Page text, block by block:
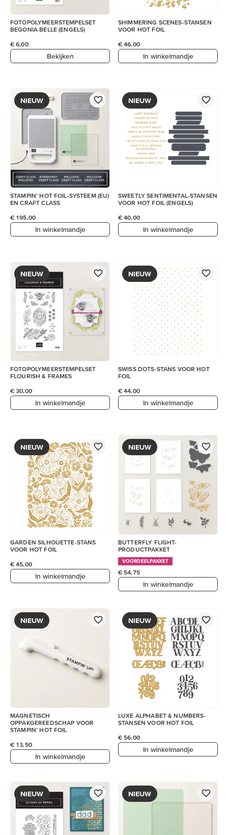
FOTOPOLYMEERSTEMPELSET
BEGONIA BELLE (ENGELS)
€ 6,00
Bekijken
SHIMMERING SCENES-STANSEN
VOOR HOT FOIL
€ 46,00
In winkelmandje
NIEUW
STAMPIN’ HOT FOIL-SYSTEEM (EU)
EN CRAFT CLASS
€ 195,00
In winkelmandje
NIEUW
SWEETLY SENTIMENTAL-STANSEN
VOOR HOT FOIL (ENGELS)
€ 40,00
In winkelmandje
NIEUW
FOTOPOLYMEERSTEMPELSET
FLOURISH & FRAMES
€ 30,00
In winkelmandje
NIEUW
SWISS DOTS-STANS VOOR HOT
FOIL
€ 44,00
In winkelmandje
NIEUW
GARDEN SILHOUETTE-STANS
VOOR HOT FOIL
€ 45,00
In winkelmandje
NIEUW
BUTTERFLY FLIGHT-
PRODUCTPAKKET
VOORDEELPAKKET
€ 54,75
In winkelmandje
NIEUW
MAGNETISCH
OPPAKGEREEDSCHAP VOOR
STAMPIN’ HOT FOIL
€ 13,50
In winkelmandje
NIEUW
LUXE ALPHABET & NUMBERS-
STANSEN VOOR HOT FOIL
€ 56,00
In winkelmandje
NIEUW NIEUW